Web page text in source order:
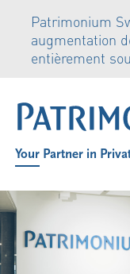
Patrimonium
augmentation
entièrement
Your Partner in